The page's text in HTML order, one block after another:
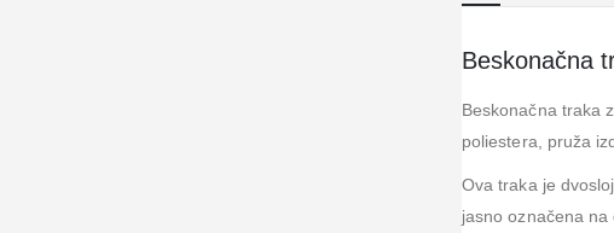
Beskonačna
Beskonačna traka
poliestera, pruža
Ova traka je
jasno označena